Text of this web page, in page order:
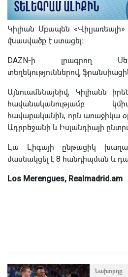
Կիլիան Մբապեն
վնասվածք է ստացել։
DAZN-ի լրագրող
տեղեկություններով,
Այնուամենայնիվ, Կիլիանն
հավանականությամբ
հավաքականին, որն առաջիկա
Ադրբեջանի և Իսլանդիայի
Լա Լիգայի ընթացիկ
մասնակցել է 8 հանդիպման և
Los Merengues, Realmadrid.am
Նախորդը